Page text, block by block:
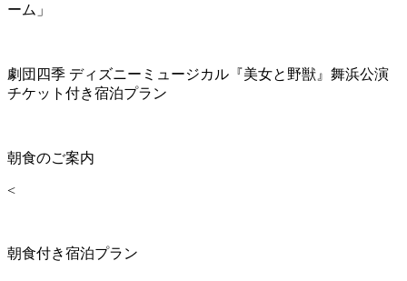
ーム」
劇団四季 ディズニーミュージカル『美女と野獣』舞浜公演
チケット付き宿泊プラン
朝食のご案内
<
朝食付き宿泊プラン